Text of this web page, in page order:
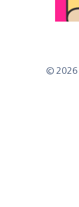
© 2026